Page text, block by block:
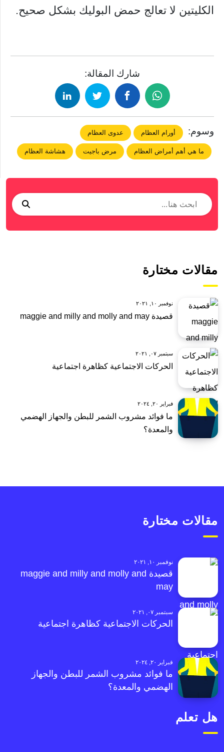
الكليتين لا تعالج حمض البوليك بشكل صحيح.
شارك المقالة:
وسوم: أورام العظام عدوى العظام
ما هي أهم أمراض العظام مرض باجيت هشاشة العظام
مقالات مختارة
نوفمبر ١٠, ٢٠٢١
قصيدة maggie and milly and molly and may
سبتمبر ٠٧, ٢٠٢١
الحركات الاجتماعية كظاهرة اجتماعية
فبراير ٢٠, ٢٠٢٤
ما فوائد مشروب الشمر للبطن والجهاز الهضمي
والمعدة؟
مقالات مختارة
نوفمبر ١٠, ٢٠٢١
قصيدة maggie and milly and molly and
may
سبتمبر ٠٧, ٢٠٢١
الحركات الاجتماعية كظاهرة اجتماعية
فبراير ٢٠, ٢٠٢٤
ما فوائد مشروب الشمر للبطن والجهاز
الهضمي والمعدة؟
هل تعلم